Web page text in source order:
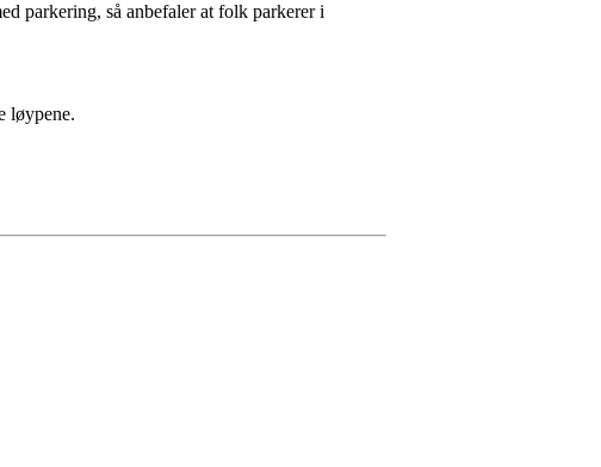
parkering, så anbefaler at folk parkerer i
løypene.